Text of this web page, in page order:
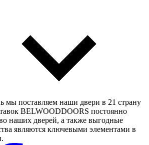
мы поставляем наши двери в 21 страну
BELWOODDOORS постоянно
наших дверей, а также выгодные
являются ключевыми элементами в